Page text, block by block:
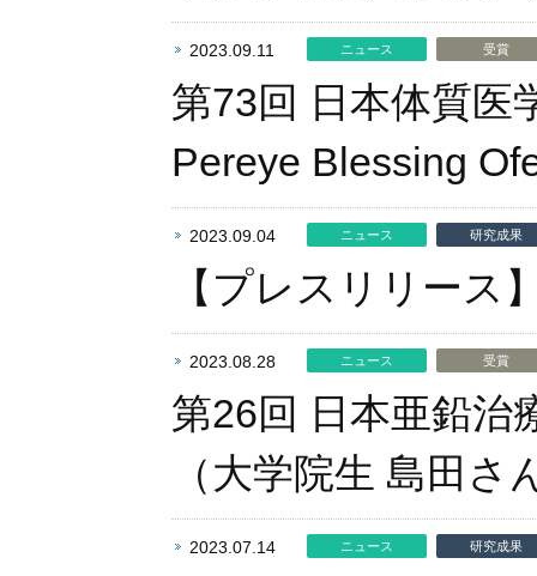
2023.09.11 ニュース 受賞
第73回 日本体質医
Pereye Blessing
2023.09.04 ニュース 研究成果
【プレスリリース
2023.08.28 ニュース 受賞
第26回 日本亜鉛治
（大学院生 島田さ
2023.07.14 ニュース 研究成果